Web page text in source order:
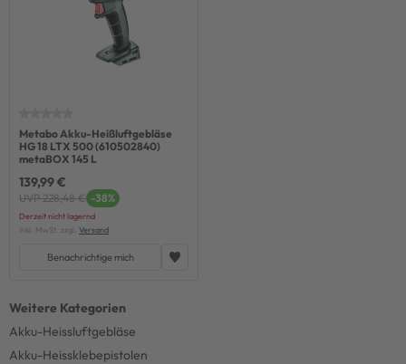
Metabo Akku-Heißluftgebläse
HG 18 LTX 500 (610502840)
metaBOX 145 L
139,99 €
UVP 228,48 € -38%
Derzeit nicht lagernd
inkl. MwSt. zzgl. Versand
Benachrichtige mich
Akku-Heissluftgebläse
Akku-Heissklebepistolen